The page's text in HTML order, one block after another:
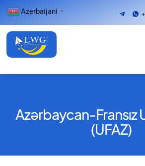
Azerbaijani ▼
Azərbaycan-Fransız
(UFAZ)